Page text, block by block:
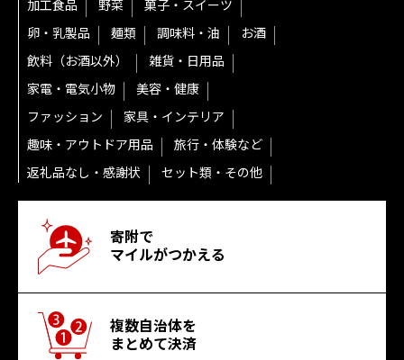
加工食品
野菜
菓子・スイーツ
卵・乳製品
麺類 調味料・油
お酒
飲料（お酒以外）
雑貨・日用品
家電・電気小物
美容・健康
ファッション
家具・インテリア
趣味・アウトドア用品
旅行・体験など
返礼品なし・感謝状
セット類・その他
寄附で
マイルがつかえる
複数自治体を
まとめて決済